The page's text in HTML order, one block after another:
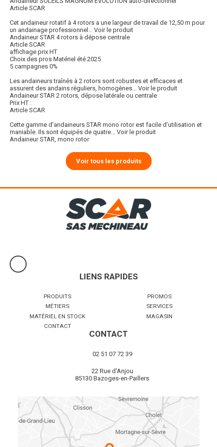
Article SCAR
Cet andaineur rotatif à 4 rotors a une largeur de travail de 12,50 m pour
un andainage professionnel... Voir le produit
Andaineur STAR 4 rotors à dépose centrale
Article SCAR
affichage prix HT
Choix des pros Matériel été 2025
5 campagnes 0%
Les andaineurs traînés à 2 rotors sont robustes et efficaces et
assurent des andains réguliers, homogènes... Voir le produit
Andaineur STAR 2 rotors, dépose latérale ou centrale
Prix HT :
Article SCAR
Cette gamme d’andaineurs STAR mono rotor est facile d’utilisation et
maniable. Ils sont équipés de quatre... Voir le produit
Andaineur STAR, mono rotor
Voir tous les produits
LIENS RAPIDES
PRODUITS
PROMOS
MÉTIERS
SERVICES
MATÉRIEL EN STOCK
MAGASIN
CONTACT
CONTACT
02 51 07 72 39
22 Rue d'Anjou
85130 Bazoges-en-Paillers